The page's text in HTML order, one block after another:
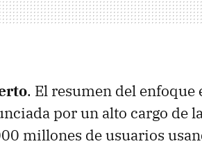
. El resumen del enfoque
por un alto cargo de
millones de usuarios